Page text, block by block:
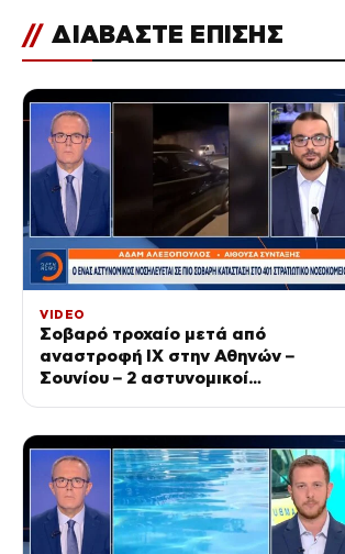
// ΔΙΑΒΑΣΤΕ ΕΠΙΣΗΣ
VIDEO
Σοβαρό τροχαίο μετά από
αναστροφή ΙΧ στην Αθηνών –
Σουνίου – 2 αστυνομικοί